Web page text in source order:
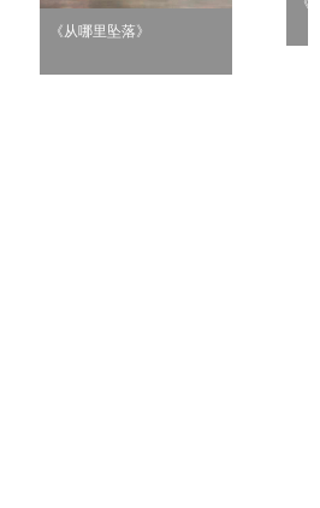
《从哪里坠落》